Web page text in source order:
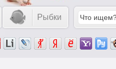
Рыбки